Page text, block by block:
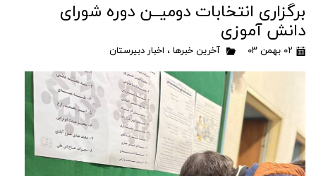
برگزاری انتخابات دومیــن دوره شورای
دانش آموزی
۰۲ بهمن ۰۳ آخرین خبرها ، اخبار دبیرستان